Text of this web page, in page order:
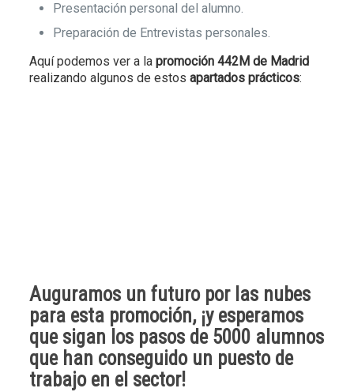
Presentación personal del alumno.
Preparación de Entrevistas personales.
Aquí podemos ver a la promoción 442M de Madrid
realizando algunos de estos apartados prácticos:
Auguramos un futuro por las nubes
para esta promoción, ¡y esperamos
que sigan los pasos de 5000 alumnos
que han conseguido un puesto de
trabajo en el sector!